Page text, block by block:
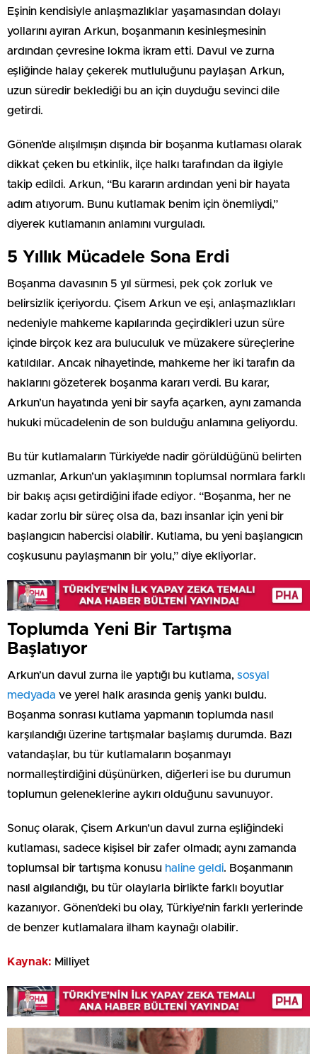
Eşinin kendisiyle anlaşmazlıklar yaşamasından dolayı
yollarını ayıran Arkun, boşanmanın kesinleşmesinin
ardından çevresine lokma ikram etti. Davul ve zurna
eşliğinde halay çekerek mutluluğunu paylaşan Arkun,
uzun süredir beklediği bu an için duyduğu sevinci dile
getirdi.
Gönen’de alışılmışın dışında bir boşanma kutlaması olarak
dikkat çeken bu etkinlik, ilçe halkı tarafından da ilgiyle
takip edildi. Arkun, “Bu kararın ardından yeni bir hayata
adım atıyorum. Bunu kutlamak benim için önemliydi,”
diyerek kutlamanın anlamını vurguladı.
5 Yıllık Mücadele Sona Erdi
Boşanma davasının 5 yıl sürmesi, pek çok zorluk ve
belirsizlik içeriyordu. Çisem Arkun ve eşi, anlaşmazlıkları
nedeniyle mahkeme kapılarında geçirdikleri uzun süre
içinde birçok kez ara buluculuk ve müzakere süreçlerine
katıldılar. Ancak nihayetinde, mahkeme her iki tarafın da
haklarını gözeterek boşanma kararı verdi. Bu karar,
Arkun’un hayatında yeni bir sayfa açarken, aynı zamanda
hukuki mücadelenin de son bulduğu anlamına geliyordu.
Bu tür kutlamaların Türkiye’de nadir görüldüğünü belirten
uzmanlar, Arkun’un yaklaşımının toplumsal normlara farklı
bir bakış açısı getirdiğini ifade ediyor. “Boşanma, her ne
kadar zorlu bir süreç olsa da, bazı insanlar için yeni bir
başlangıcın habercisi olabilir. Kutlama, bu yeni başlangıcın
coşkusunu paylaşmanın bir yolu,” diye ekliyorlar.
Toplumda Yeni Bir Tartışma
Başlatıyor
Arkun’un davul zurna ile yaptığı bu kutlama, sosyal
medyada ve yerel halk arasında geniş yankı buldu.
Boşanma sonrası kutlama yapmanın toplumda nasıl
karşılandığı üzerine tartışmalar başlamış durumda. Bazı
vatandaşlar, bu tür kutlamaların boşanmayı
normalleştirdiğini düşünürken, diğerleri ise bu durumun
toplumun geleneklerine aykırı olduğunu savunuyor.
Sonuç olarak, Çisem Arkun’un davul zurna eşliğindeki
kutlaması, sadece kişisel bir zafer olmadı; aynı zamanda
toplumsal bir tartışma konusu haline geldi. Boşanmanın
nasıl algılandığı, bu tür olaylarla birlikte farklı boyutlar
kazanıyor. Gönen’deki bu olay, Türkiye’nin farklı yerlerinde
de benzer kutlamalara ilham kaynağı olabilir.
Kaynak: Milliyet